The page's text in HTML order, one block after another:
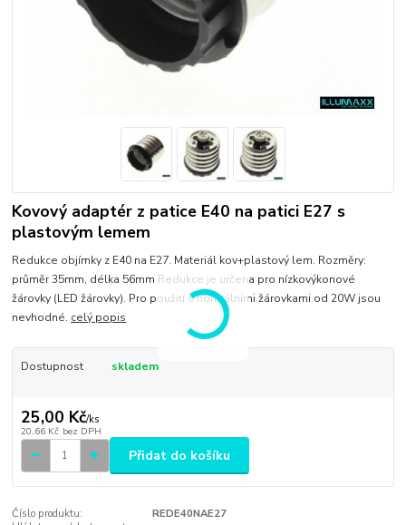
Kovový adaptér z patice E40 na patici E27 s
plastovým lemem
Redukce objímky z E40 na E27. Materiál kov+plastový lem. Rozměry:
průměr 35mm, délka 56mm Redukce je určena pro nízkovýkonové
žárovky (LED žárovky). Pro použití s normálními žárovkami od 20W jsou
nevhodné. celý popis
Dostupnost skladem
25,00 Kč/ks
20,66 Kč bez DPH
Přidat do košíku
Číslo produktu:
REDE40NAE27